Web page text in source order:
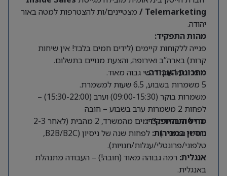
/ Telemarketing מצטיינים/ות להצטרפות למטה באור
יהודה.
מהות התפקיד:
פנייה ללקוחות קיימים (לידים חמים בלבד! אין שיחות
קרות) בארה”ב ואירופה, והצעת מנויים בתשלום.
מוצר בעל ערך רגשי גבוה מאוד.
מתכונת העבודה:
5 משמרות בשבוע, 6.5 שעות למשמרת.
משמרות בוקר (09:00-15:30) וערב (15:30-22:00) –
לפחות 2 משמרות ערב בשבוע – חובה
מודל היברידי:
3 ימים מהמשרד, 2 מהבית (לאחר 2-3
חודשי הכשרה).
דרישות התפקיד:
ניסיון במכירות:
לפחות שנה של ניסיון (B2B/B2C,
טלפוני/פרונטלי/עגלות/חנויות).
אנגלית: רמה גבוהה מאוד (חובה!) – העבודה מתנהלת
באנגלית.